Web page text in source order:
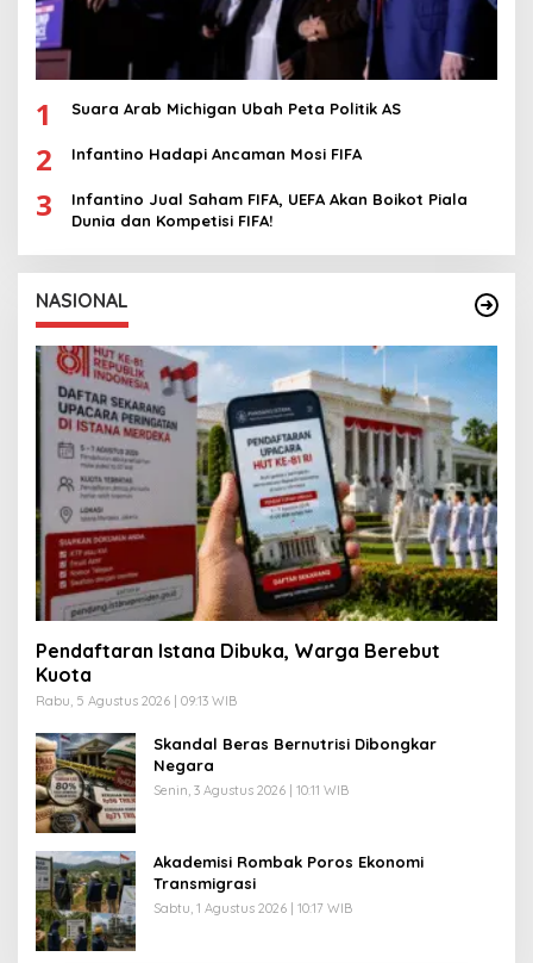
1 Suara Arab Michigan Ubah Peta Politik AS
2 Infantino Hadapi Ancaman Mosi FIFA
3
Infantino Jual Saham FIFA, UEFA Akan Boikot Piala
Dunia dan Kompetisi FIFA!
NASIONAL
Pendaftaran Istana Dibuka, Warga Berebut
Kuota
Rabu, 5 Agustus 2026 | 09:13 WIB
Skandal Beras Bernutrisi Dibongkar
Negara
Senin, 3 Agustus 2026 | 10:11 WIB
Akademisi Rombak Poros Ekonomi
Transmigrasi
Sabtu, 1 Agustus 2026 | 10:17 WIB